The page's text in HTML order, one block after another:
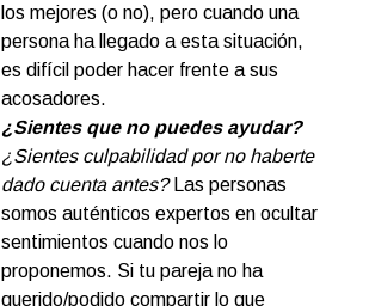
los mejores (o no), pero cuando una
persona ha llegado a esta situación,
es difícil poder hacer frente a sus
acosadores.
¿Sientes que no puedes ayudar?
¿Sientes culpabilidad por no haberte
dado cuenta antes?Las personas
somos auténticos expertos en ocultar
sentimientos cuando nos lo
proponemos. Si tu pareja no ha
querido/podido compartir lo que